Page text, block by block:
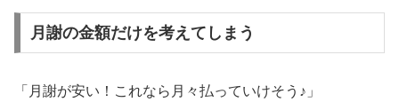
月謝の金額だけを考えてしまう
「月謝が安い！これなら月々払っていけそう♪」